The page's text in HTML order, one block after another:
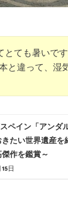
ても暑いです
と違って、湿
ペイン「アンダ
きたい世界遺産を
作を鑑賞～
15日